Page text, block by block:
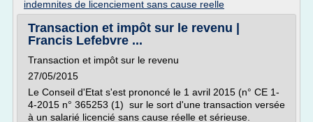
indemnites de licenciement sans cause reelle
Transaction et impôt sur le revenu |
Francis Lefebvre ...
Transaction et impôt sur le revenu
27/05/2015
Le Conseil d'Etat s'est prononcé le 1 avril 2015 (n° CE 1-
4-2015 n° 365253 (1) sur le sort d'une transaction versée
à un salarié licencié sans cause réelle et sérieuse.